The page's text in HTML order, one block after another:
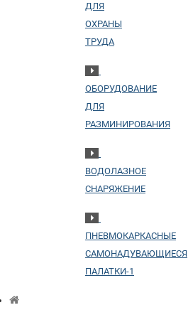
ДЛЯ
ОХРАНЫ
ТРУДА
ОБОРУДОВАНИЕ
ДЛЯ
РАЗМИНИРОВАНИЯ
ВОДОЛАЗНОЕ
СНАРЯЖЕНИЕ
ПНЕВМОКАРКАСНЫЕ
САМОНАДУВАЮЩИЕСЯ
ПАЛАТКИ-1